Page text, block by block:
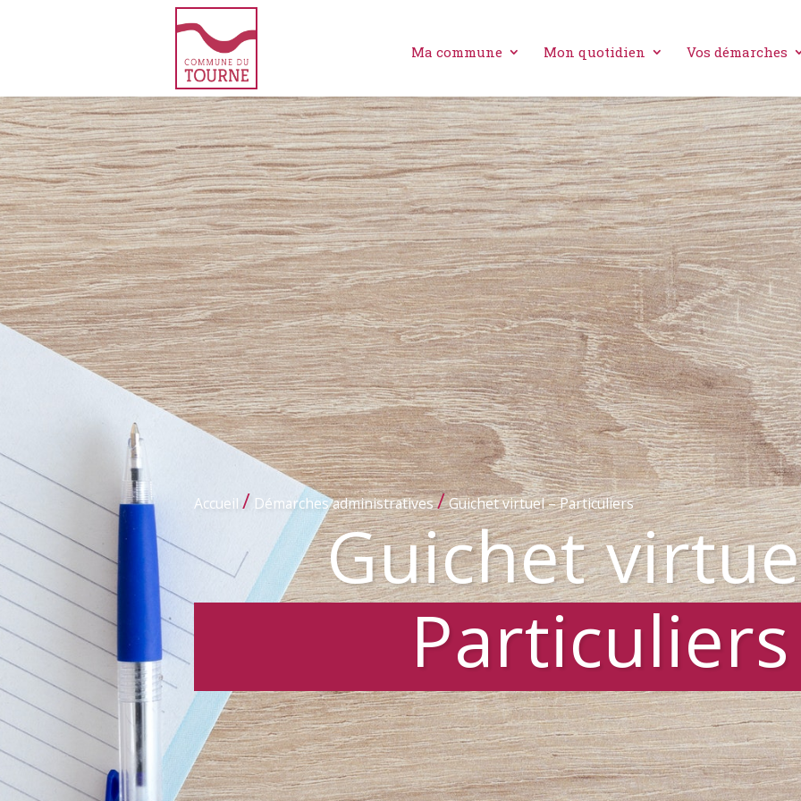
Ma commune Mon quotidien Vos démarches
Accueil / Démarches administratives/Guichet virtuel – Particuliers
Guichet
Particuliers